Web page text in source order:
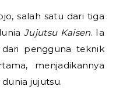
salah satu dari tiga
Jujutsu Kaisen. Ia
pengguna teknik
menjadikannya
jujutsu.